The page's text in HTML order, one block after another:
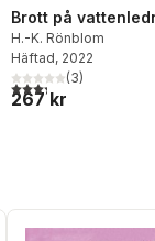
röster:
Brott på
H.-K. Rönblom
Häftad, 2022
3,3utav 5 stjärnor.
(3)
267 kr